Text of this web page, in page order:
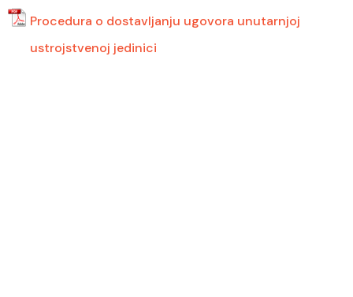
Procedura o dostavljanju ugovora unutarnjoj
ustrojstvenoj jedinici